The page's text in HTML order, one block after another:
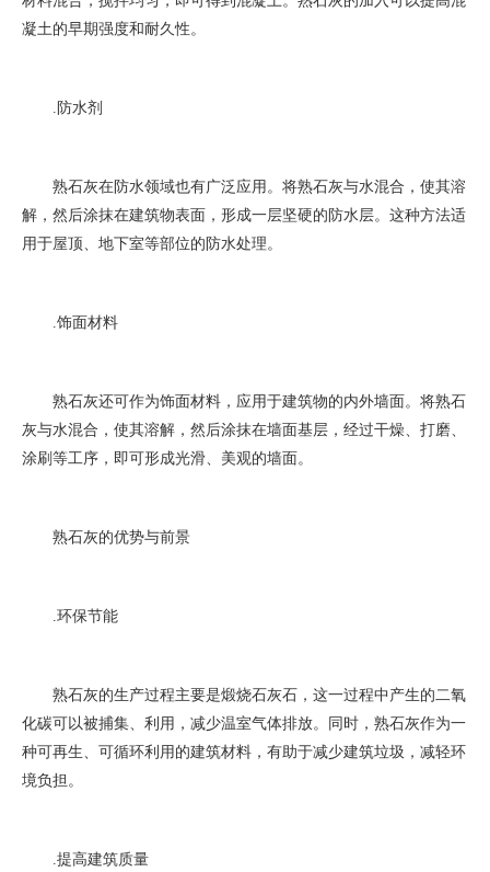
凝土的早期强度和耐久性。
3. 防水剂
熟石灰在防水领域也有广泛应用。将熟石灰与水混合，使其溶
解，然后涂抹在建筑物表面，形成一层坚硬的防水层。这种方法适
用于屋顶、地下室等部位的防水处理。
4. 饰面材料
熟石灰还可作为饰面材料，应用于建筑物的内外墙面。将熟石
灰与水混合，使其溶解，然后涂抹在墙面基层，经过干燥、打磨、
涂刷等工序，即可形成光滑、美观的墙面。
熟石灰的优势与前景
1. 环保节能
熟石灰的生产过程主要是煅烧石灰石，这一过程中产生的二氧
化碳可以被捕集、利用，减少温室气体排放。同时，熟石灰作为一
种可再生、可循环利用的建筑材料，有助于减少建筑垃圾，减轻环
境负担。
2. 提高建筑质量